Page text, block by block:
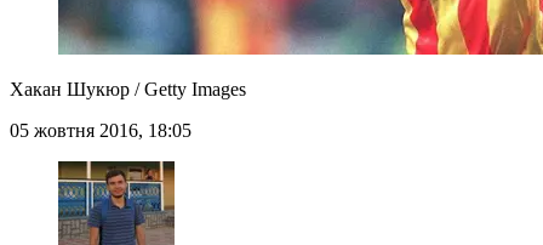
Хакан Шукюр / Getty Images
05 жовтня 2016, 18:05